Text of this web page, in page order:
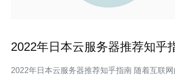
2022年日本云服务器推荐知乎
2022年日本云服务器推荐知乎指南 随着互联网的普及，